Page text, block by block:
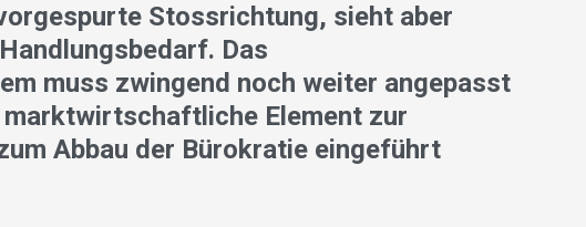
Stossrichtung, sieht aber
Das
muss zwingend noch weiter angepasst
Element zur
Abbau der Bürokratie eingeführt